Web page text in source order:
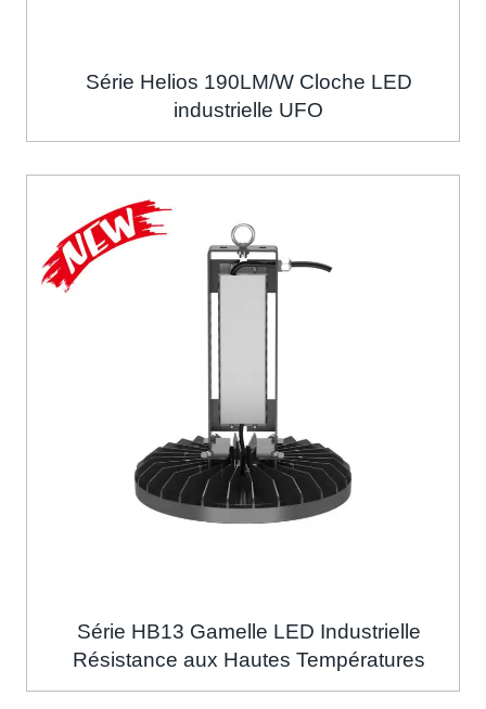
Série Helios 190LM/W Cloche LED
industrielle UFO
Série HB13 Gamelle LED Industrielle
Résistance aux Hautes Températures